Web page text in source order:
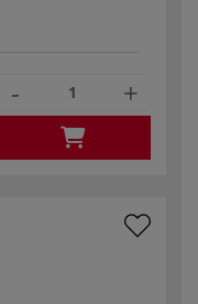
- +